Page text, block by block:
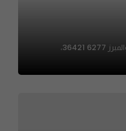
2876، السلمانية الشمالية، الهفوف والمبرز 36421 6277،